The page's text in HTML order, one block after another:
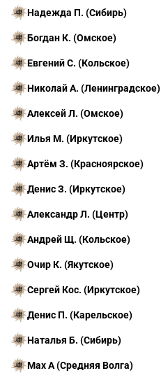
Надежда П. (Сибирь)
Богдан К. (Омское)
Евгений С. (Кольское)
Николай А. (Ленинградское)
Алексей Л. (Омское)
Илья М. (Иркутское)
Артём З. (Красноярское)
Денис З. (Иркутское)
Александр Л. (Центр)
Андрей Щ. (Кольское)
Очир К. (Якутское)
Сергей Кос. (Иркутское)
Денис П. (Карельское)
Наталья Б. (Сибирь)
Max A (Средняя Волга)